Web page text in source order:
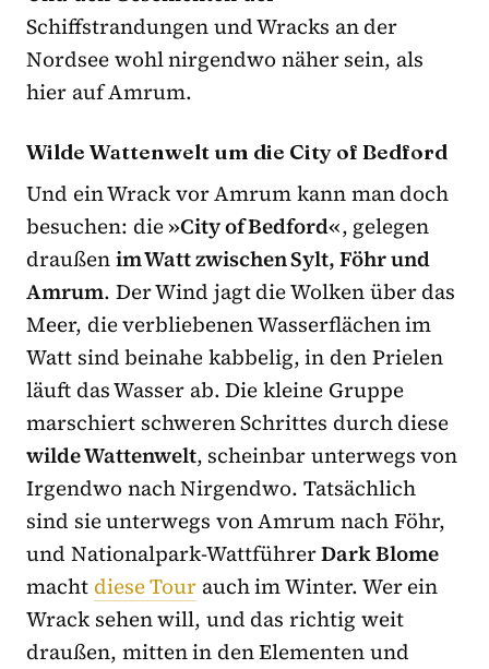
Schiffstrandungen und Wracks an der
Nordsee wohl nirgendwo näher sein, als
hier auf Amrum.
Wilde Wattenwelt um die City of Bedford
Und ein Wrack vor Amrum kann man doch
besuchen: die»City of Bedford«, gelegen
draußenim Watt zwischen Sylt, Föhr und
Amrum. Der Wind jagt die Wolken über das
Meer, die verbliebenen Wasserflächen im
Watt sind beinahe kabbelig, in den Prielen
läuft das Wasser ab. Die kleine Gruppe
marschiert schweren Schrittes durch diese
wilde Wattenwelt, scheinbar unterwegs von
Irgendwo nach Nirgendwo. Tatsächlich
sind sie unterwegs von Amrum nach Föhr,
und Nationalpark-WattführerDark Blome
macht diese Tour auch im Winter. Wer ein
Wrack sehen will, und das richtig weit
draußen, mitten in den Elementen und